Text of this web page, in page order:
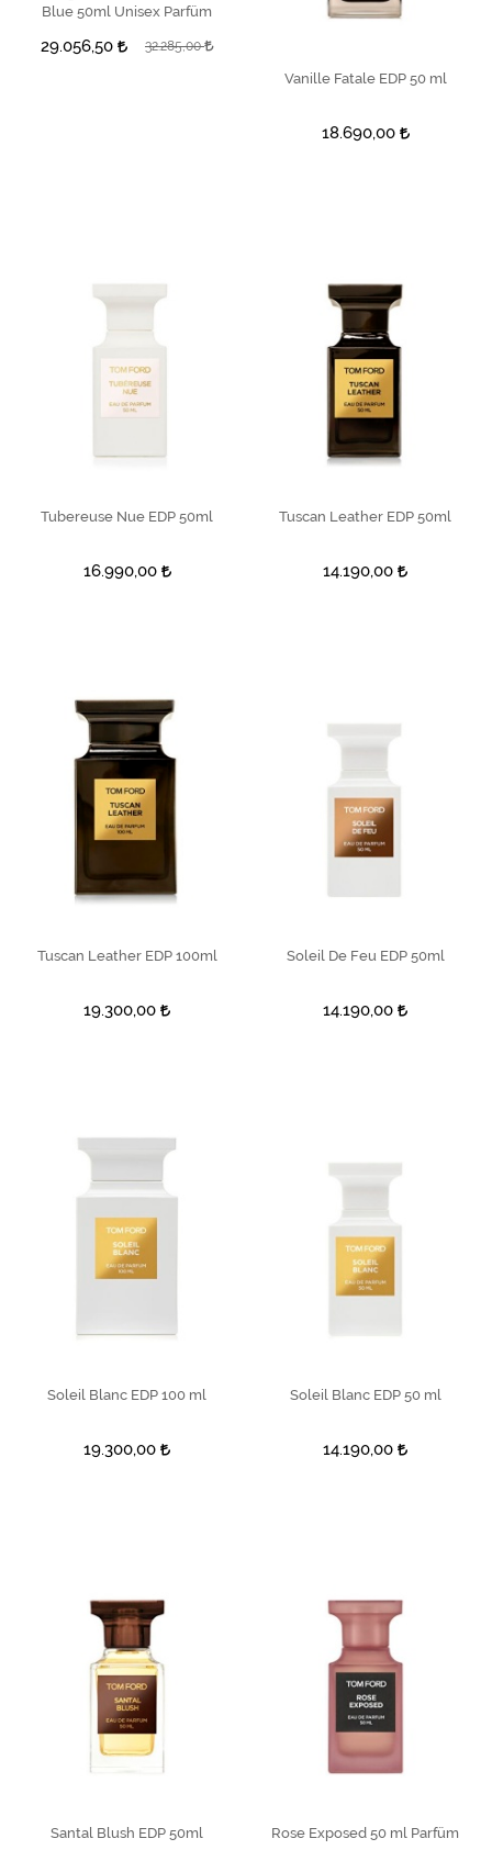
Blue 50ml Unisex Parfüm
29.056,50 32.285,00
SEPETE EKLE
Vanille Fatale EDP 50 ml
18.690,00
SEPETE EKLE
Tubereuse Nue EDP 50ml
16.990,00
SEPETE EKLE
Tuscan Leather EDP 50ml
14.190,00
SEPETE EKLE
Tuscan Leather EDP 100ml
19.300,00
SEPETE EKLE
Soleil De Feu EDP 50ml
14.190,00
SEPETE EKLE
Soleil Blanc EDP 100 ml
19.300,00
SEPETE EKLE
Soleil Blanc EDP 50 ml
14.190,00
SEPETE EKLE
Santal Blush EDP 50ml SEPETE EKLE
Rose Exposed 50 ml Parfüm